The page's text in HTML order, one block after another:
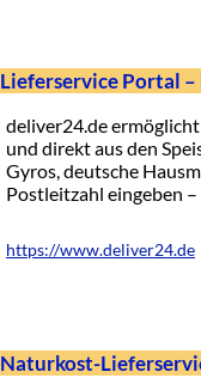
Lieferservice Portal –
deliver24.de
und direkt aus den
Gyros, deutsche
Postleitzahl eingeben
https://www.deliver24.de
Naturkost-